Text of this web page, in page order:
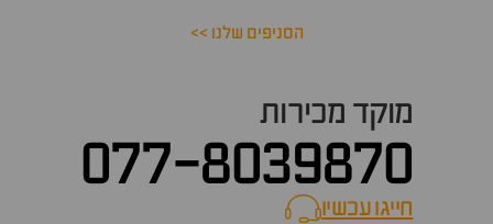
הסניפים שלנו >>
מוקד מכירות
077-8039870
חייגו עכשיוcall now